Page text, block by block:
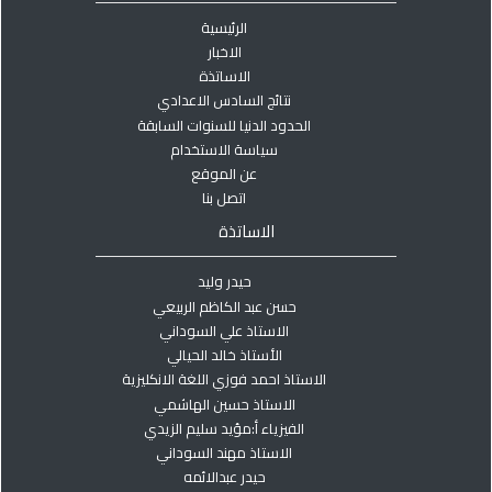
الرئيسية
الاخبار
الاساتذة
نتائج السادس الاعدادي
الحدود الدنيا للسنوات السابقة
سياسة الاستخدام
عن الموقع
اتصل بنا
الاساتذة
حيدر وليد
حسن عبد الكاظم الربيعي
الاستاذ علي السوداني
الأستاذ خالد الحيالي
الاستاذ احمد فوزي اللغة الانكليزية
الاستاذ حسين الهاشمي
الفيزياء أ:مؤيد سليم الزيدي
الاستاذ مهند السوداني
حيدر عبدالائمه